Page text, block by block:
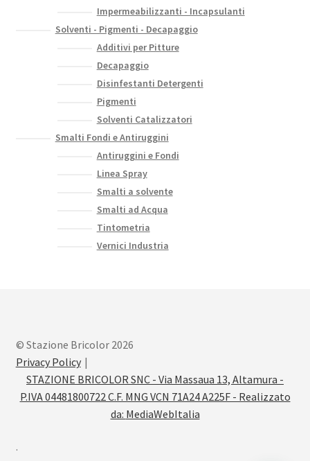
Impermeabilizzanti - Incapsulanti
Solventi - Pigmenti - Decapaggio
Additivi per Pitture
Decapaggio
Disinfestanti Detergenti
Pigmenti
Solventi Catalizzatori
Smalti Fondi e Antiruggini
Antiruggini e Fondi
Linea Spray
Smalti a solvente
Smalti ad Acqua
Tintometria
Vernici Industria
© Stazione Bricolor 2026
Privacy Policy
STAZIONE BRICOLOR SNC - Via Massaua 13, Altamura -
P.IVA 04481800722 C.F. MNG VCN 71A24 A225F - Realizzato
da: MediaWebItalia
.